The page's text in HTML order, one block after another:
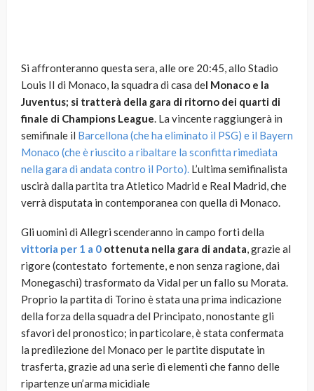
Si affronteranno questa sera, alle ore 20:45, allo Stadio
Louis II di Monaco, la squadra di casa del Monaco e la
Juventus; si tratterà della gara di ritorno dei quarti di
finale di Champions League. La vincente raggiungerà in
semifinale il Barcellona (che ha eliminato il PSG) e il Bayern
Monaco (che è riuscito a ribaltare la sconfitta rimediata
nella gara di andata contro il Porto). L’ultima semifinalista
uscirà dalla partita tra Atletico Madrid e Real Madrid, che
verrà disputata in contemporanea con quella di Monaco.
Gli uomini di Allegri scenderanno in campo forti della
vittoria per 1 a 0 ottenuta nella gara di andata, grazie al
rigore (contestato fortemente, e non senza ragione, dai
Monegaschi) trasformato da Vidal per un fallo su Morata.
Proprio la partita di Torino è stata una prima indicazione
della forza della squadra del Principato, nonostante gli
sfavori del pronostico; in particolare, è stata confermata
la predilezione del Monaco per le partite disputate in
trasferta, grazie ad una serie di elementi che fanno delle
ripartenze un’arma micidiale